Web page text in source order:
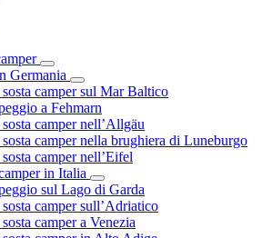
Germania
camper sul Mar Baltico
a Fehmarn
camper nell’Allgäu
camper nella brughiera di Luneburgo
camper nell’Eifel
in Italia
sul Lago di Garda
camper sull’Adriatico
camper a Venezia